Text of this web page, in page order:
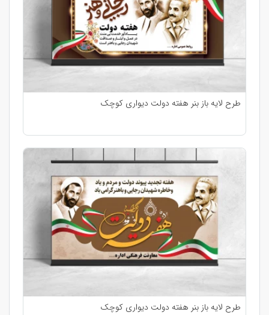
طرح لایه باز بنر هفته دولت دیواری کوچک
طرح لایه باز بنر هفته دولت دیواری کوچک